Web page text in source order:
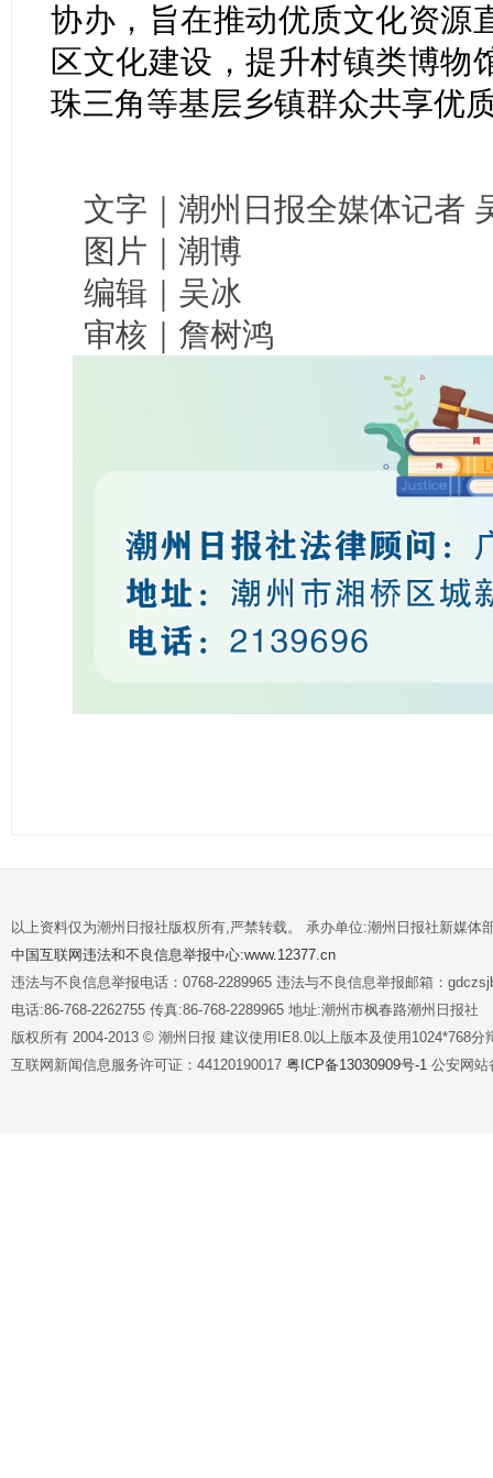
协办，旨在推动优质文化资源
区文化建设，提升村镇类博物
珠三角等基层乡镇群众共享优
文字｜潮州日报全媒体记者
图片｜潮博
编辑｜吴冰
审核｜詹树鸿
以上资料仅为潮州日报社版权所有,严禁转载。 承办单位:潮州日报社新媒体
中国互联网违法和不良信息举报中心:www.12377.cn
违法与不良信息举报电话：0768-2289965 违法与不良信息举报邮箱：
电话:86-768-2262755 传真:86-768-2289965 地址:潮州市枫春路潮州日报社
版权所有 2004-2013 © 潮州日报 建议使用IE8.0以上版本及使用1024*768分
互联网新闻信息服务许可证：44120190017 粤ICP备13030909号-1 公安网站